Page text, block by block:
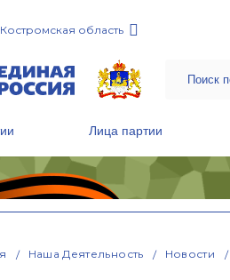
Костромская область
Лица партии
Наша Деятельность Новости